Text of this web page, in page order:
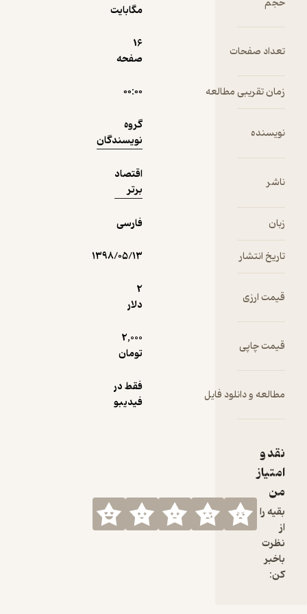
گردشگران
مگابایت
تعداد صفحات
صفحه
زمان تقریبی مطالعه ۰۰:۰۰
نویسنده
گروه
نویسندگان
ناشر
اقتصاد
برتر
زبان فارسی
تاریخ انتشار ۱۳۹۸/۰۵/۱۳
قیمت ارزی
دلار
قیمت چاپی
2,000
تومان
مطالعه و دانلود فایل
فقط در
فیدیبو
نقد و
امتیاز
من
بقیه را
نظرت
باخبر
کن: